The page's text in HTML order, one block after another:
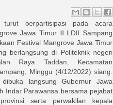
turut berpartisipasi pada acara
Jawa Timur II LDII Sampang
Festival Mangrove Jawa Timur
berlangsung di Politeknik negeri
Raya Taddan, Kecamatan
Minggu (4/12/2022) siang.
langsung Gubernur Jawa
Indar Parawansa bersama pejabat
serta perwakilan kepala